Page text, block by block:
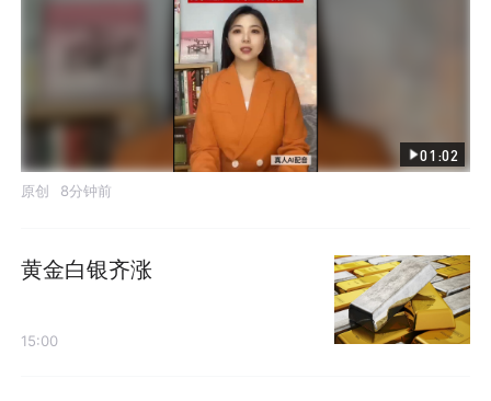
01:02
原创 8分钟前
黄金白银齐涨
15:00